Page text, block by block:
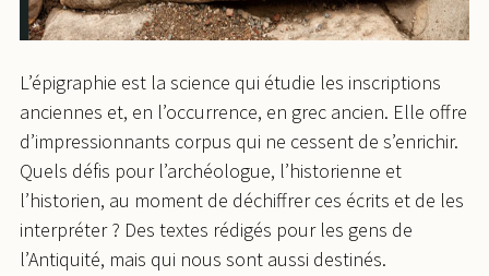
L’épigraphie est la science qui étudie les inscriptions
anciennes et, en l’occurrence, en grec ancien. Elle offre
d’impressionnants corpus qui ne cessent de s’enrichir.
Quels défis pour l’archéologue, l’historienne et
l’historien, au moment de déchiffrer ces écrits et de les
interpréter ? Des textes rédigés pour les gens de
l’Antiquité, mais qui nous sont aussi destinés.